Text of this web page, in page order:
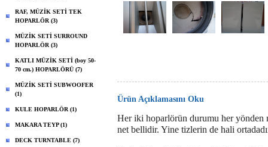
RAF, MÜZİK SETİ TEK
HOPARLÖR (3)
MÜZİK SETİ SURROUND
HOPARLÖR (3)
KATLI MÜZİK SETİ (boy 50-
70 cm.) HOPARLÖRÜ (7)
MÜZİK SETİ SUBWOOFER
(1)
KULE HOPARLÖR (1)
MAKARA TEYP (1)
DECK TURNTABLE (7)
Ürün Açıklamasını Oku
Her iki hoparlörün durumu her yönden
net bellidir. Yine tizlerin de hali